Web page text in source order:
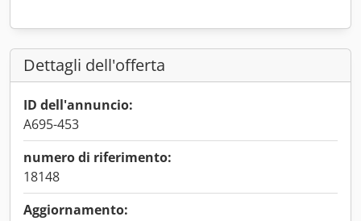
Dettagli dell'offerta
ID dell'annuncio:
A695-453
numero di riferimento:
18148
Aggiornamento: